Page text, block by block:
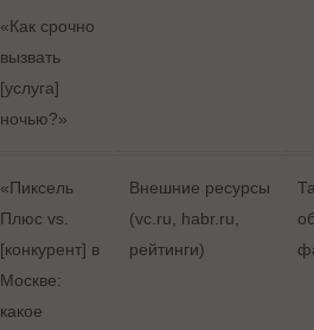
«Как срочно
вызвать
[услуга]
ночью?»
«Пиксель
Плюс vs.
[конкурент] в
Москве:
какое
Внешние ресурсы
(vc.ru, habr.ru,
рейтинги)